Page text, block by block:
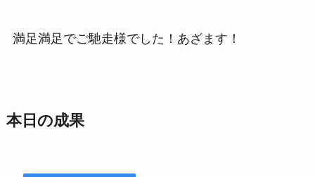
満足満足でご馳走様でした！あざます！
本日の成果